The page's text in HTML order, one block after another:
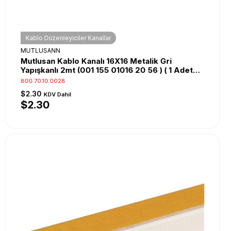
Kablo Düzenleyiciler Kanallar
MUTLUSANN
Mutlusan Kablo Kanalı 16X16 Metalik Gri
Yapışkanlı 2mt (001 155 01016 20 56 ) ( 1 Adet
2mt )
800.70.10.0028
$2.30 KDV Dahil
$2.30